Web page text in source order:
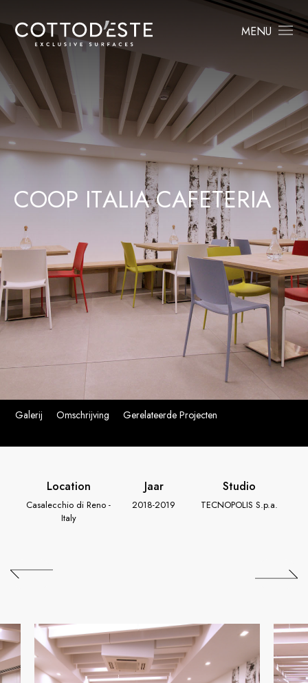
MENU
COOP ITALIA CAFETERIA
Galerij Omschrijving Gerelateerde Projecten
Location
Casalecchio di Reno -
Italy
Jaar
2018-2019
Studio
TECNOPOLIS S.p.a.